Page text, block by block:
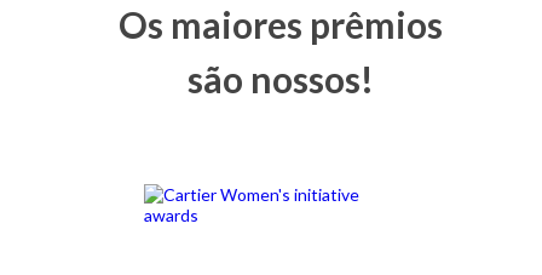
Os maiores prêmios
são nossos!